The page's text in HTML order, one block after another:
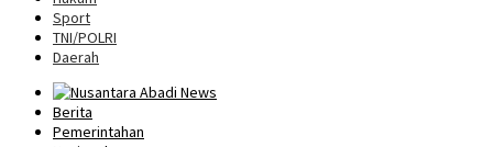
Sport
TNI/POLRI
Daerah
Berita
Pemerintahan